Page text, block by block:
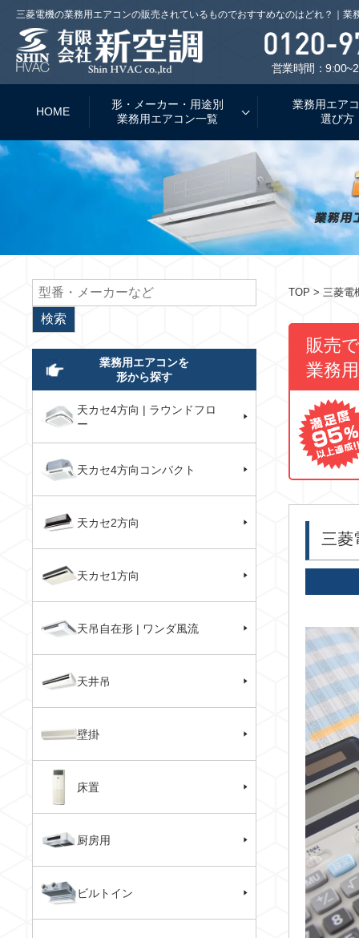
三菱電機の業務用エアコンの販売されているものでおすすめなのはどれ？｜業
営業時間：
HOME
形・メーカー・用途別
業務用エアコン一覧
業務用エア
選び方
TOP > 三菱電
販売で
業務
三菱
業務用エアコンを
形から探す
天カセ4方向 | ラウンドフロ
ー
天カセ4方向コンパクト
天カセ2方向
天カセ1方向
天吊自在形 | ワンダ風流
天井吊
壁掛
床置
厨房用
ビルトイン